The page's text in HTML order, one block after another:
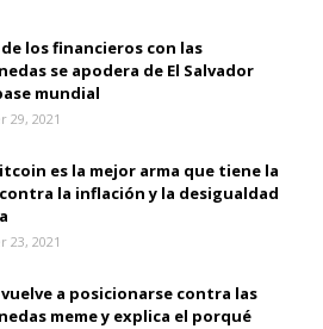
los financieros con las
se apodera de El Salvador
mundial
29, 2021
es la mejor arma que tiene la
la inflación y la desigualdad
23, 2021
a posicionarse contra las
meme y explica el porqué